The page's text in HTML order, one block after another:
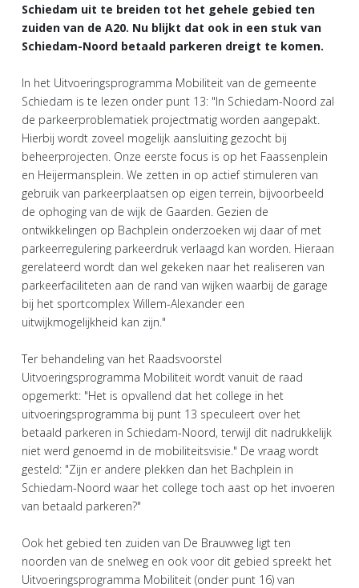
Schiedam uit te breiden tot het gehele gebied ten
zuiden van de A20. Nu blijkt dat ook in een stuk van
Schiedam-Noord betaald parkeren dreigt te komen.
In het Uitvoeringsprogramma Mobiliteit van de gemeente
Schiedam is te lezen onder punt 13: "In Schiedam-Noord zal
de parkeerproblematiek projectmatig worden aangepakt.
Hierbij wordt zoveel mogelijk aansluiting gezocht bij
beheerprojecten. Onze eerste focus is op het Faassenplein
en Heijermansplein. We zetten in op actief stimuleren van
gebruik van parkeerplaatsen op eigen terrein, bijvoorbeeld
de ophoging van de wijk de Gaarden. Gezien de
ontwikkelingen op Bachplein onderzoeken wij daar of met
parkeerregulering parkeerdruk verlaagd kan worden. Hieraan
gerelateerd wordt dan wel gekeken naar het realiseren van
parkeerfaciliteten aan de rand van wijken waarbij de garage
bij het sportcomplex Willem-Alexander een
uitwijkmogelijkheid kan zijn."
Ter behandeling van het Raadsvoorstel
Uitvoeringsprogramma Mobiliteit wordt vanuit de raad
opgemerkt: "Het is opvallend dat het college in het
uitvoeringsprogramma bij punt 13 speculeert over het
betaald parkeren in Schiedam-Noord, terwijl dit nadrukkelijk
niet werd genoemd in de mobiliteitsvisie." De vraag wordt
gesteld: "Zijn er andere plekken dan het Bachplein in
Schiedam-Noord waar het college toch aast op het invoeren
van betaald parkeren?"
Ook het gebied ten zuiden van De Brauwweg ligt ten
noorden van de snelweg en ook voor dit gebied spreekt het
Uitvoeringsprogramma Mobiliteit (onder punt 16) van